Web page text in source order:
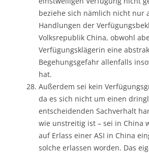
beziehe sich nämlich nicht nur
Handlungen der
Volksrepublik China, obwohl
Verfügungsklägerin eine
Begehungsgefahr allenfalls
hat.
Außerdem sei kein
da es sich nicht um einen
entscheidenden Sachverhalt
wie unstreitig ist – sei in China
auf Erlass einer ASI in China
solche erlassen worden. Das